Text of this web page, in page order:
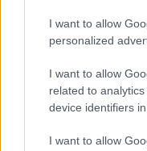
I want to allow
personalized
I want to allow
related to
device identifiers in
I want to allow
Sigue
NOTICIAS